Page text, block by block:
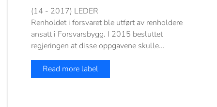
(14 - 2017) LEDER
Renholdet i forsvaret ble utført av renholdere
ansatt i Forsvarsbygg. I 2015 besluttet
regjeringen at disse oppgavene skulle...
Read more label